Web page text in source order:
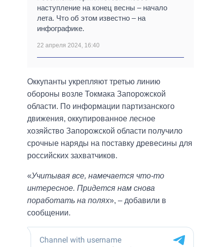
наступление на конец весны – начало
лета. Что об этом известно – на
инфографике.
22 апреля 2024, 16:40
Оккупанты укрепляют третью линию
обороны возле Токмака Запорожской
области. По информации партизанского
движения, оккупированное лесное
хозяйство Запорожской области получило
срочные наряды на поставку древесины для
российских захватчиков.
«Учитывая все, намечается что-то
интересное. Придется нам снова
поработать на полях», – добавили в
сообщении.